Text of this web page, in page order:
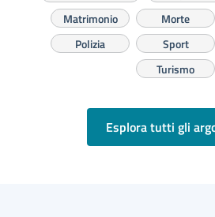
Matrimonio
Morte
Polizia
Sport
Turismo
Esplora tutti gli